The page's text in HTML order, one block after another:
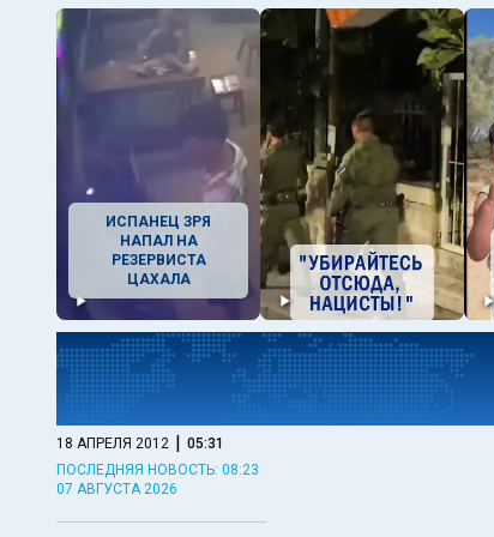
ИСПАНЕЦ ЗРЯ
НАПАЛ НА
РЕЗЕРВИСТА
ЦАХАЛА
18 АПРЕЛЯ 2012 | 05:31
ПОСЛЕДНЯЯ НОВОСТЬ: 08:23
07 АВГУСТА 2026